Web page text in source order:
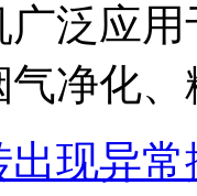
泛应
净化
现异常